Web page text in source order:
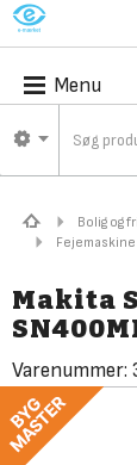
M
Menu
Bolig og
Makita
Varenummer: